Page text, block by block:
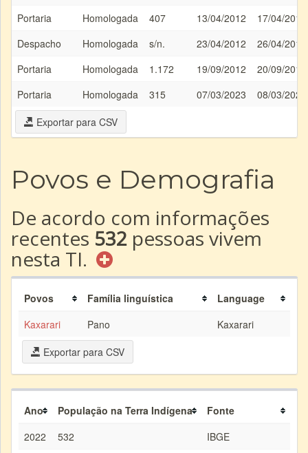
Portaria Homologada 407 13/04/2012
17/04/2012
Despacho
Homologada s/n. 23/04/2012
26/04/2012
Portaria
Homologada 1.172 19/09/2012
20/09/2012
Portaria
Homologada 315 07/03/2023
08/03/2023
Exportar para CSV
Povos e Demografia
De acordo com informações
recentes 532 pessoas vivem
nesta TI.
Povos Família linguística
Language
Kaxarari
Pano
Kaxarari
Exportar para CSV
Ano População na Terra Indígena
Fonte
2022
532
IBGE